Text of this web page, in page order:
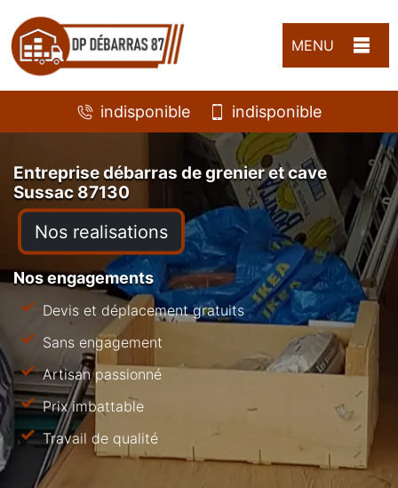
MENU
indisponible indisponible
Entreprise débarras de grenier et cave
Sussac 87130
Nos realisations
Nos engagements
Devis et déplacement gratuits
Sans engagement
Artisan passionné
Prix imbattable
Travail de qualité